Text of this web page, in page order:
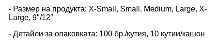
- Размер на продукта: X-Small, Small, Medium, Large, X-
Large, 9″/12″
- Детайли за опаковката: 100 бр./кутия, 10 кутии/кашон